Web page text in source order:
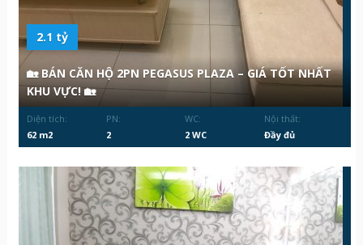
2.1 tỷ
🏡 BÁN CĂN HỘ 2PN PEGASUS PLAZA – GIÁ TỐT NHẤT
KHU VỰC! 🏡
Diện tích:
62 m2
PN:
2
WC:
2 WC
Nội thất:
Đầy đủ